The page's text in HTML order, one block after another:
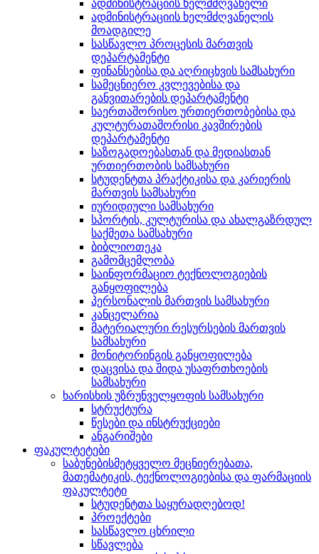
ადმინისტრაციის ხელმძღვანელი
ადმინისტრაციის ხელმძღვანელის
მოადგილე
სასწავლო პროცესის მართვის
დეპარტამენტი
ფინანსებისა და აღრიცხვის სამსახური
სამეცნიერო კვლევებისა და
განვითარების დეპარტამენტი
საერთაშორისო ურთიერთობებისა და
კულტურათაშორისი კავშირების
დეპარტამენტი
საზოგადოებასთან და მედიასთან
ურთიერთობის სამსახური
სტუდენტთა პრაქტიკისა და კარიერის
მართვის სამსახური
იურიდიული სამსახური
სპორტის, კულტურისა და ახალგაზრდულ
საქმეთა სამსახური
ბიბლიოთეკა
გამომცემლობა
საინფორმაციო ტექნოლოგიების
განყოფილება
პერსონალის მართვის სამსახური
კანცელარია
მატერიალური რესურსების მართვის
სამსახური
მონიტორინგის განყოფილება
დაცვისა და შიდა უსაფრთხოების
სამსახური
ხარისხის უზრუნველყოფის სამსახური
სტრუქტურა
წესები და ინსტრუქციები
ანგარიშები
ფაკულტეტები
საბუნებისმეტყველო მეცნიერებათა,
მათემატიკის, ტექნოლოგიებისა და ფარმაციის
ფაკულტეტი
სტუდენტთა საყურადღებოდ!
პროექტები
სასწავლო ცხრილი
სწავლება